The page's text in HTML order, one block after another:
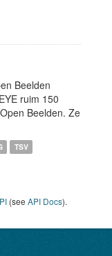
Beelden
ruim 150
Beelden. Ze
TSV
(see API Docs).